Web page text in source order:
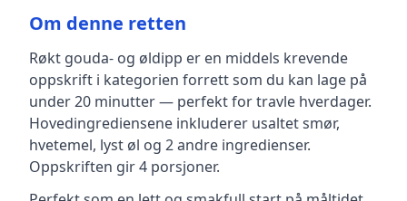
Om denne retten
Røkt gouda- og øldipp er en middels krevende
oppskrift i kategorien forrettsom du kan lage på
under 20 minutter — perfekt for travle hverdager.
Hovedingrediensene inkluderer usaltet smør,
hvetemel, lyst øl og 2 andre ingredienser.
Oppskriften gir4 porsjoner.